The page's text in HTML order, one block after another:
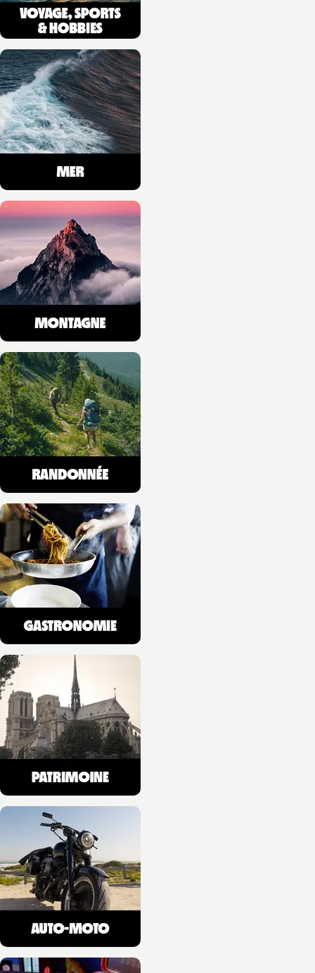
SCIENCES ET HISTOIRE
Une histoire de la
navigation au féminin
03/06/2026
NOUVEAUTÉ
MONTAGNE
Crashs au mont Blanc
(poche)
Françoise Rey
03/06/2026